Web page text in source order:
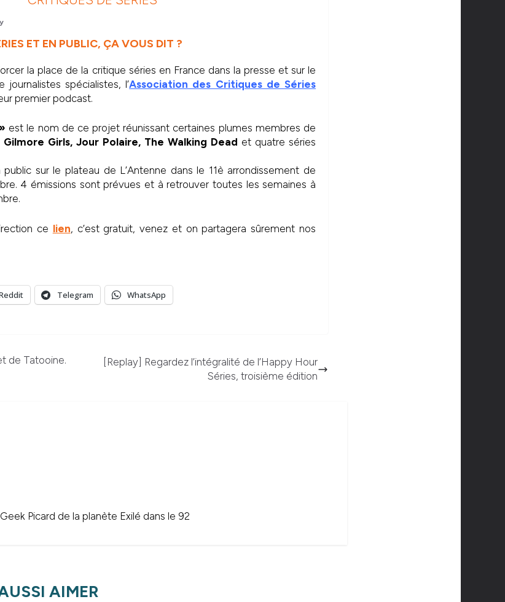
ET EN PUBLIC, ÇA VOUS DIT ?
la place de la critique séries en France dans la presse et sur le
spécialistes, l’Association des Critiques de Séries
premier podcast.
est le nom de ce projet réunissant certaines plumes membres de
Gilmore Girls, Jour Polaire, The Walking Dead et quatre séries
sur le plateau de L’Antenne dans le 11è arrondissement de
4 émissions sont prévues et à retrouver toutes les semaines à
ce lien, c’est gratuit, venez et on partagera sûrement nos
Telegram WhatsApp
de Tatooine.
[Replay] Regardez l’intégralité de l’Happy Hour
Séries, troisième édition
Picard de la planète Exilé dans le 92
AIMER